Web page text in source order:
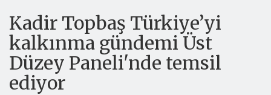
Kadir Topbaş Türkiye’yi
kalkınma gündemi Üst
Düzey Paneli'nde temsil
ediyor